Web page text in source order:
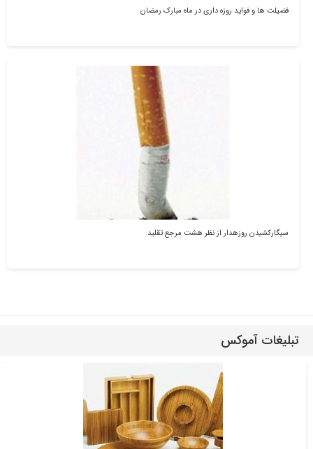
فضیلت ها و فواید روزه داری در ماه مبارک رمضان
سیگارکشیدن روزه‎دار از نظر هشت مرجع تقلید
تبلیغات آموکس